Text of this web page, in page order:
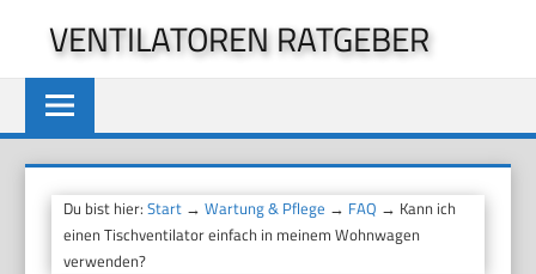
springen
VENTILATOREN RATGEBER
Du bist hier:Start →Wartung & Pflege → FAQ → Kann ich
einen Tischventilator einfach in meinem Wohnwagen
verwenden?